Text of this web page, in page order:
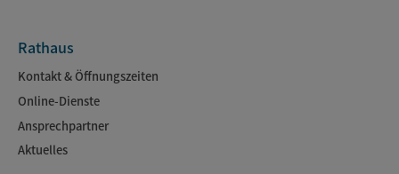
Rathaus
Kontakt & Öffnungszeiten
Online-Dienste
Ansprechpartner
Aktuelles